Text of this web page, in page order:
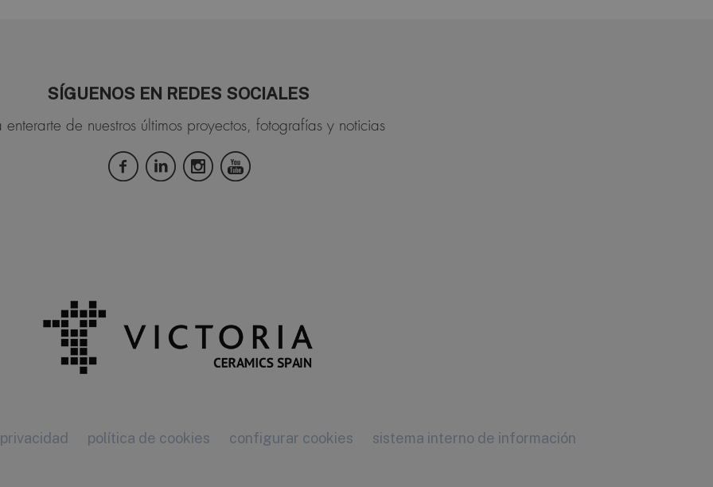
SÍGUENOS EN REDES SOCIALES
de nuestros últimos proyectos, fotografías y noticias
política de cookies configurar cookies sistema interno de información